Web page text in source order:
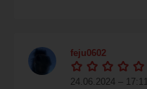
feju0602
24.06.2024 – 17:11